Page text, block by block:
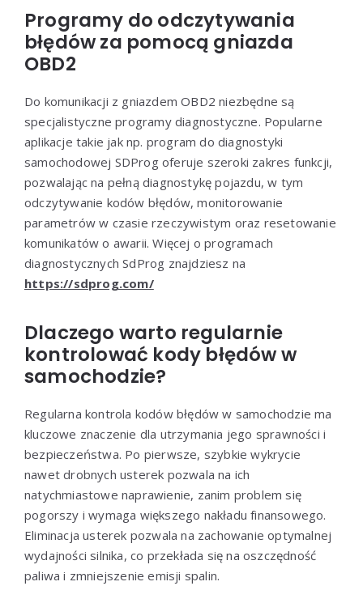
Programy do odczytywania
błędów za pomocą gniazda
OBD2
Do komunikacji z gniazdem OBD2 niezbędne są
specjalistyczne programy diagnostyczne. Popularne
aplikacje takie jak np. program do diagnostyki
samochodowej SDProg oferuje szeroki zakres funkcji,
pozwalając na pełną diagnostykę pojazdu, w tym
odczytywanie kodów błędów, monitorowanie
parametrów w czasie rzeczywistym oraz resetowanie
komunikatów o awarii. Więcej o programach
diagnostycznych SdProg znajdziesz na
https://sdprog.com/
Dlaczego warto regularnie
kontrolować kody błędów w
samochodzie?
Regularna kontrola kodów błędów w samochodzie ma
kluczowe znaczenie dla utrzymania jego sprawności i
bezpieczeństwa. Po pierwsze, szybkie wykrycie
nawet drobnych usterek pozwala na ich
natychmiastowe naprawienie, zanim problem się
pogorszy i wymaga większego nakładu finansowego.
Eliminacja usterek pozwala na zachowanie optymalnej
wydajności silnika, co przekłada się na oszczędność
paliwa i zmniejszenie emisji spalin.